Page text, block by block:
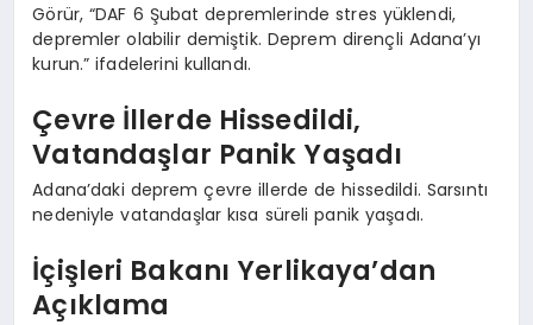
Görür, “DAF 6 Şubat depremlerinde stres yüklendi,
depremler olabilir demiştik. Deprem dirençli Adana’yı
kurun.” ifadelerini kullandı.
Çevre İllerde Hissedildi,
Vatandaşlar Panik Yaşadı
Adana’daki deprem çevre illerde de hissedildi. Sarsıntı
nedeniyle vatandaşlar kısa süreli panik yaşadı.
İçişleri Bakanı Yerlikaya’dan
Açıklama